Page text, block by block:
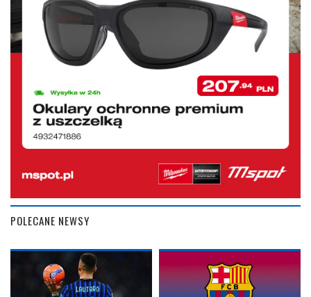
POLECANE NEWSY